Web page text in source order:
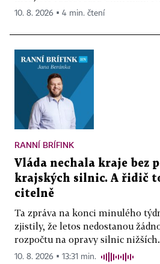
10. 8. 2026 ▪ 4 min. čtení
RANNÍ BRÍFINK
Vláda nechala kraje bez
krajských silnic. A řidič
citelně
Ta zpráva na konci minulého
zjistily, že letos nedostanou
rozpočtu na opravy silnic
10. 8. 2026 ▪ 13:31 min.